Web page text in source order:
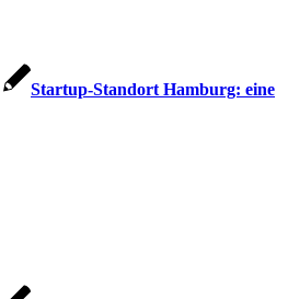
Startup-Standort Hamburg: eine